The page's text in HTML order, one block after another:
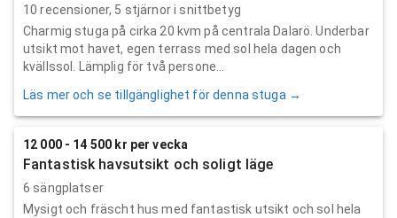
10 recensioner, 5 stjärnor i snittbetyg
Charmig stuga på cirka 20 kvm på centrala Dalarö. Underbar
utsikt mot havet, egen terrass med sol hela dagen och
kvällssol. Lämplig för två persone...
Läs mer och se tillgänglighet för denna stuga →
12 000 - 14 500 kr per vecka
Fantastisk havsutsikt och soligt läge
6 sängplatser
Mysigt och fräscht hus med fantastisk utsikt och sol hela